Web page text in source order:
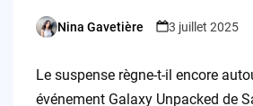
Posted
Nina Gavetière 3 juillet 2025
Le suspense règne-t-il encore
événement Galaxy Unpacked de